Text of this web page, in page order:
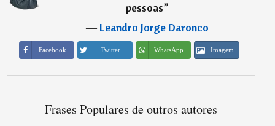
pessoas”
―Leandro Jorge Daronco
Facebook Twitter WhatsApp Imagem
Frases Populares de outros autores